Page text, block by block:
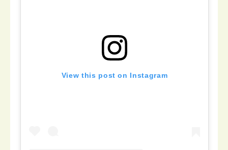
View this post on Instagram